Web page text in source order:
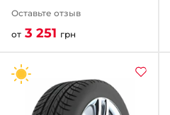
Оставьте отзыв
от 3 251 грн